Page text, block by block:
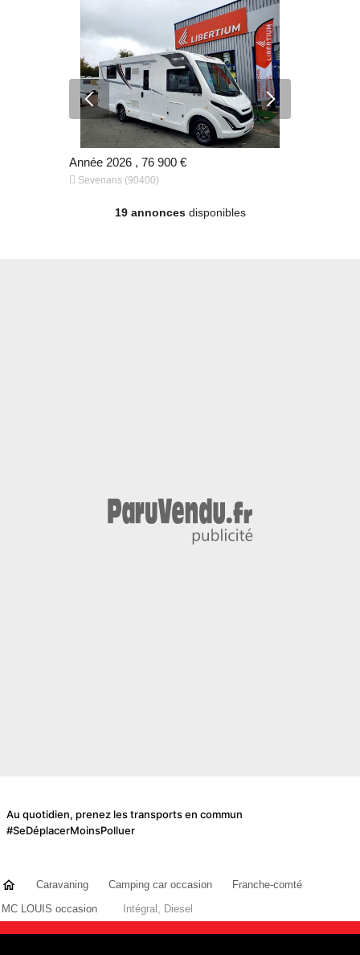
Année 2026 , 76 900 €
 Sevenans (90400)
19 annoncesdisponibles
Au quotidien, prenez les transports en commun
#SeDéplacerMoinsPolluer
Caravaning Camping car occasion
Franche-comté
MC LOUIS occasion
Intégral, Diesel